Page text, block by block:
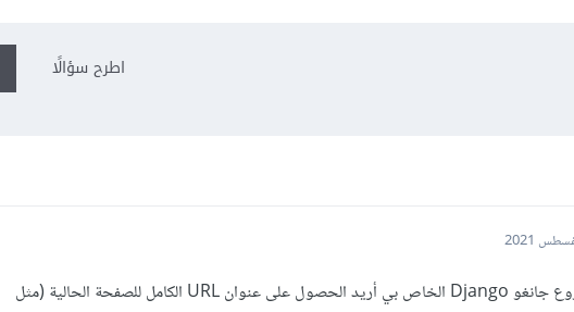
اطرح سؤالًا
في مشروع جانغو Django الخاص بي أريد الحصول على عنوان URL الكامل للصفحة الحالية (مثل